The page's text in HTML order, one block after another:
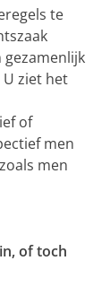
te
gezamenlijk
ziet het
of
men
men
of toch